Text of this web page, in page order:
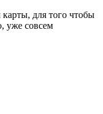
для того чтобы
уже совсем